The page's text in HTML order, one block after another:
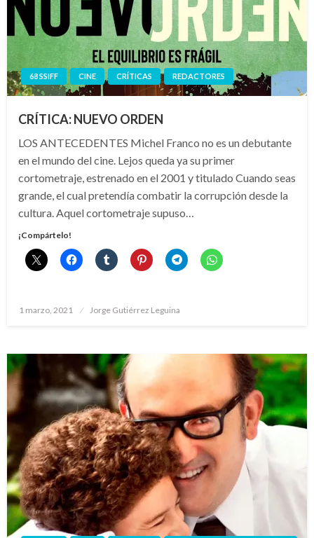
68 SSIFF CINE CRÍTICAS REDACTORES
CRÍTICA: NUEVO ORDEN
LOS ANTECEDENTES Michel Franco no es un debutante
en el mundo del cine. Lejos queda ya su primer
cortometraje, estrenado en el 2001 y titulado Cuando seas
grande, el cual pretendía combatir la corrupción desde la
cultura. Aquel cortometraje supuso…
¡Compártelo!
Publicado
1 marzo, 2021 Jorge Gutiérrez Leguina